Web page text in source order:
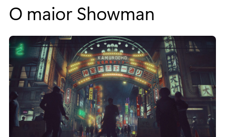
O maior Showman